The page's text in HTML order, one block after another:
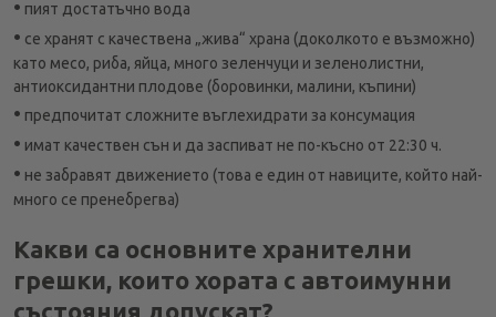
• пият достатъчно вода
• се хранят с качествена „жива“ храна (доколкото е възможно)
като месо, риба, яйца, много зеленчуци и зеленолистни,
антиоксидантни плодове (боровинки, малини, къпини)
• предпочитат сложните въглехидрати за консумация
• имат качествен сън и да заспиват не по-късно от 22:30 ч.
• не забравят движението (това е един от навиците, който най-
много се пренебрегва)
Какви са основните хранителни
грешки, които хората с автоимунни
състояния допускат?